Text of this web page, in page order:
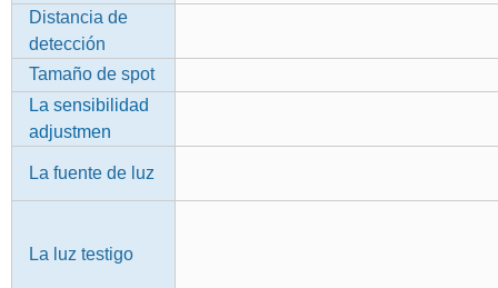
Distancia de
detección
Tamaño de spot
La sensibilidad
adjustmen
La fuente de luz
La luz testigo